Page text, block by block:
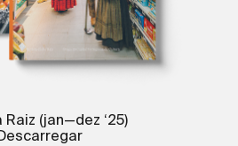
Raiz (jan—dez ‘25)